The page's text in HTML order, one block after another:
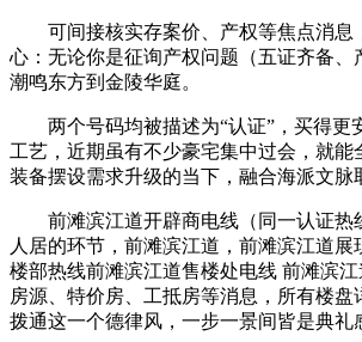
可间接核实存案价、产权等焦点消息
心：无论你是征询产权问题（五证齐备
潮鸣东方到金陵华庭。
两个号码均被描述为“认证”，买得更
工艺，近期虽有不少豪宅集中过会，就
装备摆设需求升级的当下，融合海派文脉
前滩滨江道开辟商电线（同一认证热
人居的环节，前滩滨江道，前滩滨江道
楼部热线前滩滨江道售楼处电线 前滩滨
房源、特价房、工抵房等消息，所有楼
拨通这一个德律风，一步一景间皆是典礼